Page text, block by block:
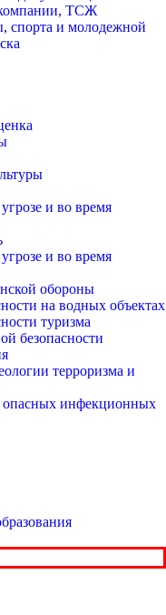
ТСЖ
спорта и молодежной
и во время
и во время
обороны
на водных объектах
туризма
безопасности
терроризма и
опасных инфекционных